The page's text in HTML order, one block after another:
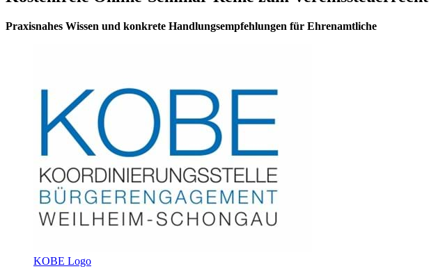
Praxisnahes Wissen und konkrete Handlungsempfehlungen für Ehrenamtliche
KOBE Logo